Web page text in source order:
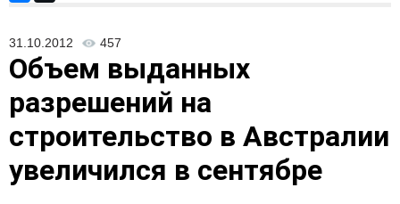
31.10.2012 457
Объем выданных
разрешений на
строительство в Австралии
увеличился в сентябре